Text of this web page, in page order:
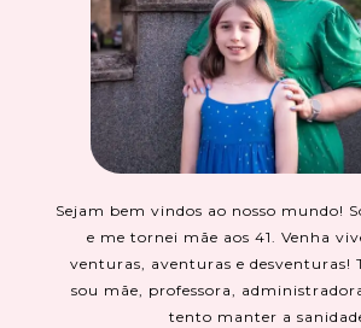
Sejam bem vindos ao nosso mundo!
e me tornei mãe aos 41. Venha
venturas, aventuras e desventuras!
sou mãe, professora,
tento manter a